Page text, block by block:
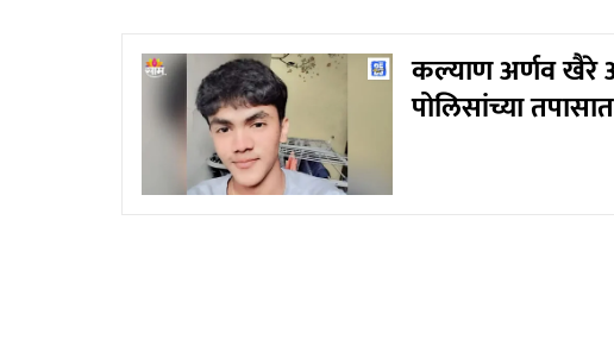
कल्याण अर्णव खैरे
पोलिसांच्या